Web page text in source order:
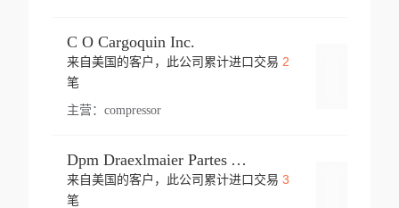
C O Cargoquin Inc.
来自美国的客户，此公司累计进口交易 2
笔
主营： compressor
Dpm Draexlmaier Partes Automotrices Corr Ind Huejotzingo
来自美国的客户，此公司累计进口交易 3
笔